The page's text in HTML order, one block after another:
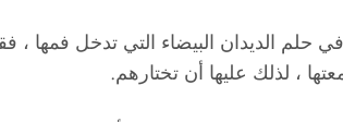
حلم الديدان البيضاء التي تدخل فمها ،
، لذلك عليها أن تختارهم.